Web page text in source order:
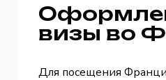
визы во
Для посещения